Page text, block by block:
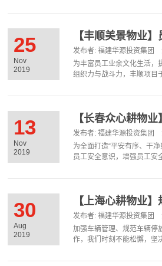
主任分别对此次演练给予充
25
Nov
2019
【丰顺美景物业
发布者: 福建华源投资集团
为丰富员工业余文化生活，
组织力与战斗力，丰顺项目
程序有序地进行着各项比赛
导给获胜队伍颁奖并对本次
极性、参与性、协作性做了
动会的精神延续到工作中。
13
Nov
2019
发布者: 福建华源投资集团
为全面打造“平安有序、干
员工安全意识，增强员工安
惨烈状况，再一次警示安全
永远无法修复的伤害。通过
鉴，牢固树立安全意识，认
全隐患排查和治理工作。
30
Aug
2019
发布者: 福建华源投资集团
加强车辆管理、规范车辆停
作，我们时刻不能松懈，坚